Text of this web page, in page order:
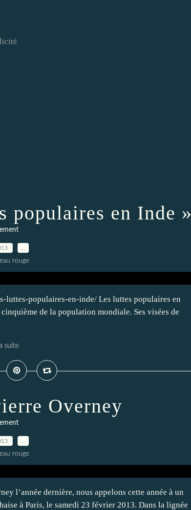
populaires en Inde »
rouge
luttes-populaires-en-inde/ Les luttes populaires en
de la population mondiale. Ses visées de
suite
Overney
rouge
l’année dernière, nous appelons cette année à un
à Paris, le samedi 23 février 2013. Dans la lignée